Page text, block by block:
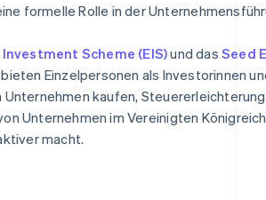
formelle Rolle in der
Scheme (EIS)und das Seed
bieten Einzelpersonen als Investorinnen
Unternehmen kaufen,
Unternehmen im Vereinigten
macht.